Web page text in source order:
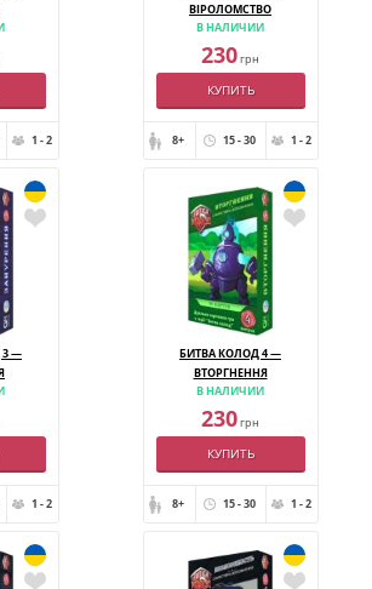
1 - 2
ВІРОЛОМСТВО
В НАЛИЧИИ
230грн
КУПИТЬ
8+ 15 - 30 1 - 2
3 —
1 - 2
БИТВА КОЛОД 4 —
ВТОРГНЕННЯ
В НАЛИЧИИ
230грн
КУПИТЬ
8+ 15 - 30 1 - 2